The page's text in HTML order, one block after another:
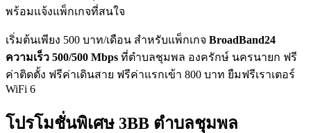
พร้อมแจ้งแพ็กเกจที่สนใจ
เริ่มต้นเพียง 500 บาท/เดือน สำหรับแพ็กเกจ BroadBand24
ความเร็ว 500/500 Mbps ที่ตำบลชุมพล องครักษ์ นครนายก ฟรี
ค่าติดตั้ง ฟรีค่าเดินสาย ฟรีค่าแรกเข้า 800 บาท ยืมฟรีเราเตอร์
WiFi 6
โปรโมชั่นพิเศษ 3BB ตำบลชุมพล